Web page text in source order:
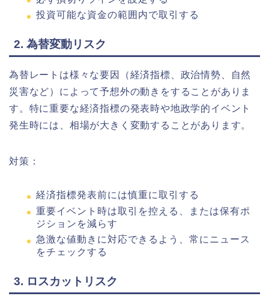
投資可能な資金の範囲内で取引する
2. 為替変動リスク
為替レートは様々な要因（経済指標、政治情勢、自然
災害など）によって予想外の動きをすることがありま
す。特に重要な経済指標の発表時や地政学的イベント
発生時には、相場が大きく変動することがあります。
対策：
経済指標発表前には慎重に取引する
重要イベント時は取引を控える、または保有ポ
ジションを減らす
急激な値動きに対応できるよう、常にニュース
をチェックする
3. ロスカットリスク